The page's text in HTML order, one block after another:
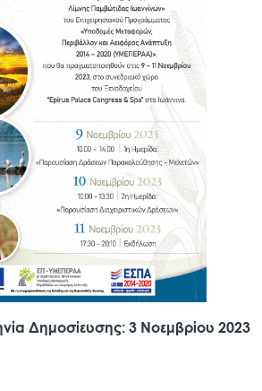
Δημοσίευσης: 3 Νοεμβρίου 2023